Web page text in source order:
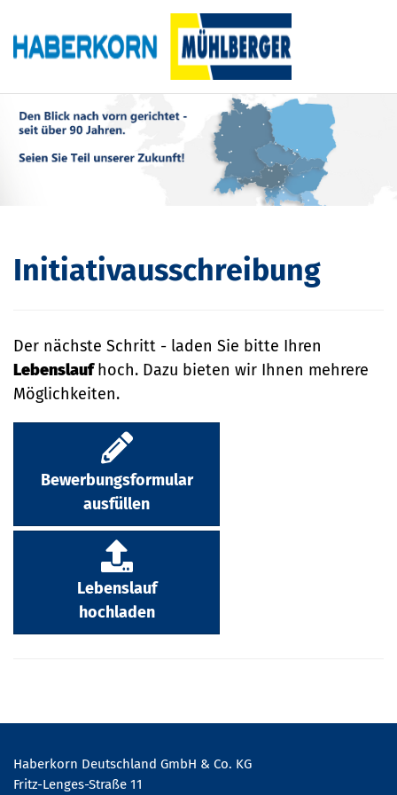
Initiativausschreibung
Der nächste Schritt - laden Sie bitte Ihren
Lebenslauf hoch. Dazu bieten wir Ihnen mehrere
Möglichkeiten.
Bewerbungsformular
ausfüllen
Lebenslauf
hochladen
Haberkorn Deutschland GmbH & Co. KG
Fritz-Lenges-Straße 11